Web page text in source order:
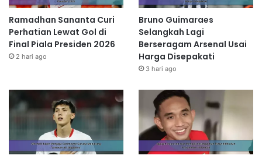
Ramadhan Sananta Curi
Perhatian Lewat Gol di
Final Piala Presiden 2026
2 hari ago
Bruno Guimaraes
Selangkah Lagi
Berseragam Arsenal Usai
Harga Disepakati
3 hari ago